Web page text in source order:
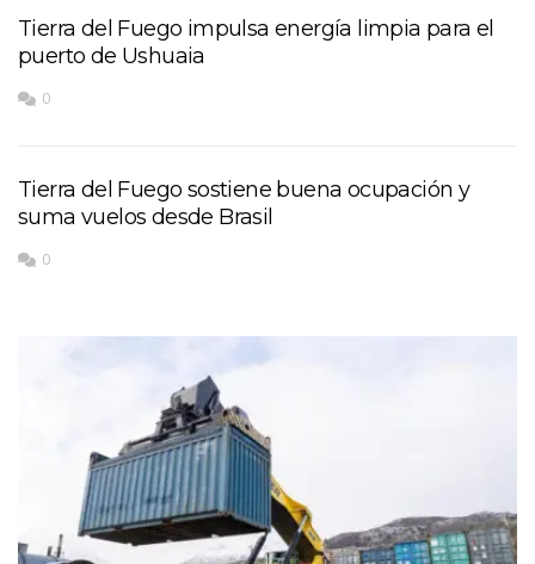
Tierra del Fuego impulsa energía limpia para el
puerto de Ushuaia
0
Tierra del Fuego sostiene buena ocupación y
suma vuelos desde Brasil
0